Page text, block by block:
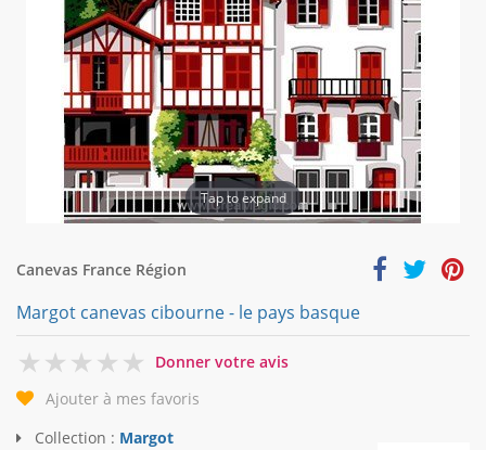
Tap to expand
Canevas France Région
Margot canevas cibourne - le pays basque
0
Donner votre avis
Ajouter à mes favoris
Collection : Margot